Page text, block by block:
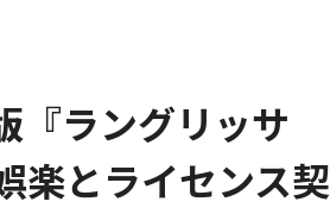
『ラングリッサ
楽とライセンス契